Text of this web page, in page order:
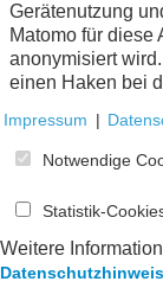
ZUGFeRD
Gerätenutzung
Matomo für diese
anonymisiert
einen Haken bei
Impressum |
Notwendige
Statistik-
Weitere